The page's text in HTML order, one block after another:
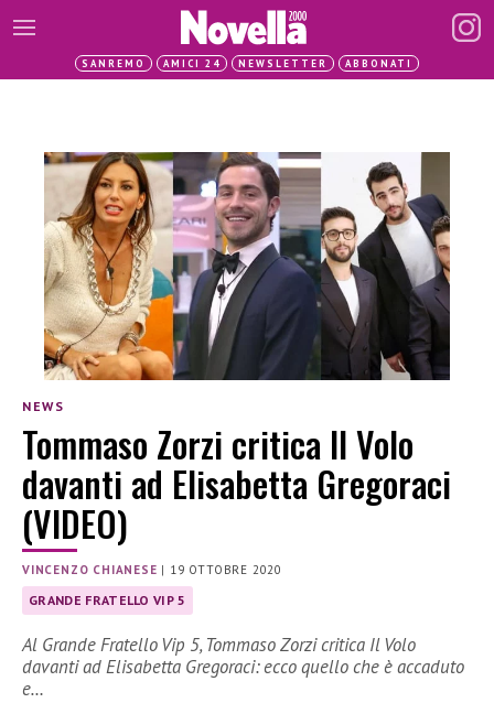
SANREMO AMICI 24 NEWSLETTER ABBONATI
NEWS
Tommaso Zorzi critica Il Volo
davanti ad Elisabetta Gregoraci
(VIDEO)
VINCENZO CHIANESE | 19 OTTOBRE 2020
GRANDE FRATELLO VIP 5
Al Grande Fratello Vip 5, Tommaso Zorzi critica Il Volo
davanti ad Elisabetta Gregoraci: ecco quello che è accaduto
e…